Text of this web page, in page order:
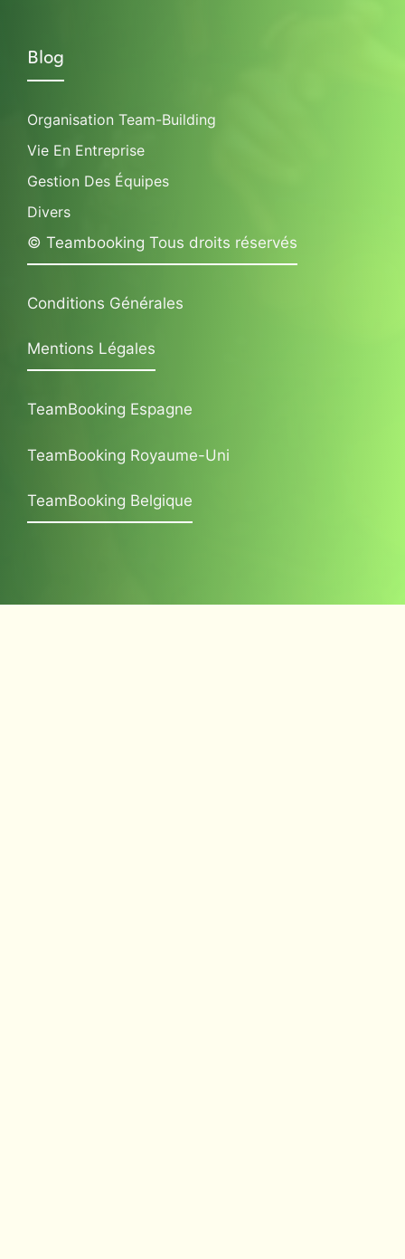
Blog
Organisation Team-Building
Vie En Entreprise
Gestion Des Équipes
Divers
© Teambooking Tous droits réservés
Conditions Générales
Mentions Légales
TeamBooking Espagne
TeamBooking Royaume-Uni
TeamBooking Belgique